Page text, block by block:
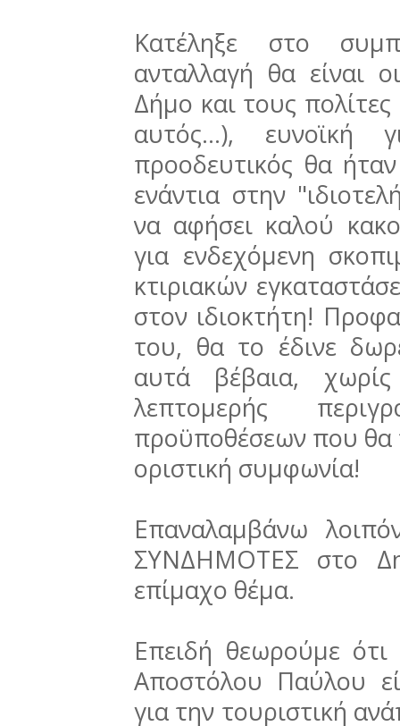
Κατέληξε στο
ανταλλαγή θα είναι
Δήμο και τους
αυτός...),
προοδευτικός θα
ενάντια στην
να αφήσει καλού
για ενδεχόμενη
κτιριακών
στον ιδιοκτήτη!
του, θα το έδινε
αυτά βέβαια,
λεπτομερής
προϋποθέσεων που θα
οριστική συμφωνία!
Επαναλαμβάνω
ΣΥΝΔΗΜΟΤΕΣ στο
επίμαχο θέμα.
Επειδή θεωρούμε
Αποστόλου Παύλου
για την τουριστική